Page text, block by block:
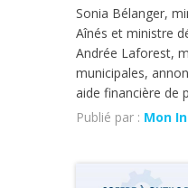
Sonia Bélanger,
Aînés et ministre
Andrée Laforest,
municipales,
aide financière de
Publié par : Mon